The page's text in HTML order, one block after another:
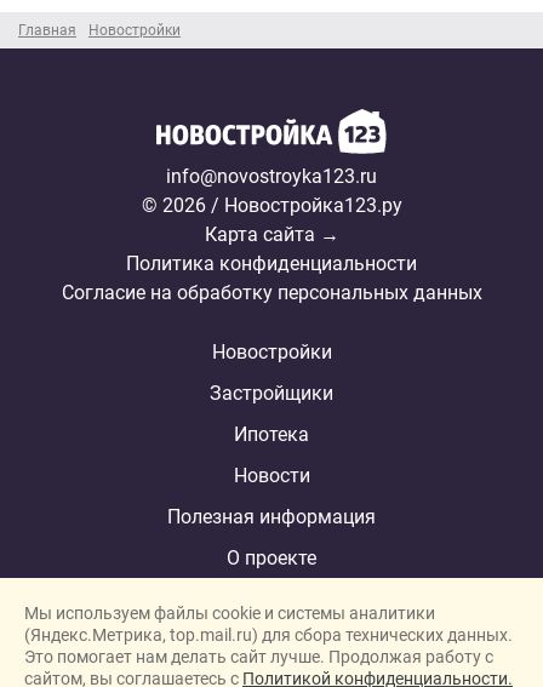
Главная Новостройки
info@novostroyka123.ru
© 2026 / Новостройка123.ру
Карта сайта →
Политика конфиденциальности
Согласие на обработку персональных данных
Новостройки
Застройщики
Ипотека
Новости
Полезная информация
О проекте
New homes in Dubai
Мы используем файлы cookie и системы аналитики
(Яндекс.Метрика, top.mail.ru) для сбора технических данных.
Это помогает нам делать сайт лучше. Продолжая работу с
сайтом, вы соглашаетесь с Политикой конфиденциальности.